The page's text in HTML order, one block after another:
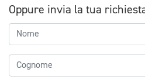
Oppure invia la tua